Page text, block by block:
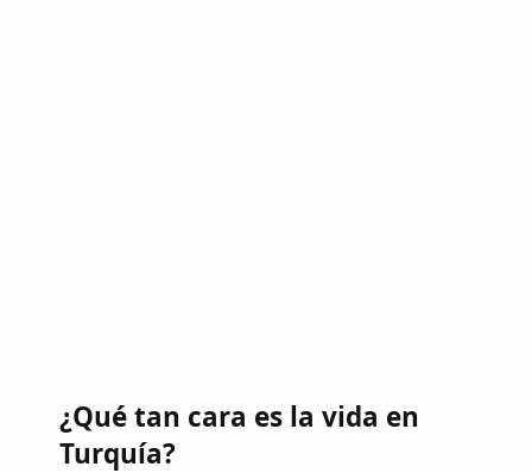
¿Qué tan cara es la vida en
Turquía?